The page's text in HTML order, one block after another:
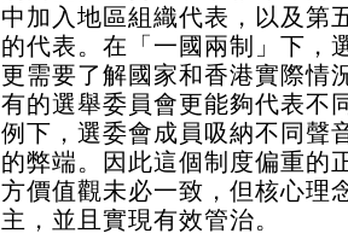
中加入地區組織代表，以及第
的代表。在「一國兩制」下，
更需要了解國家和香港實際情
有的選舉委員會更能夠代表不
例下，選委會成員吸納不同聲
的弊端。因此這個制度偏重的
方價值觀未必一致，但核心理
主，並且實現有效管治。